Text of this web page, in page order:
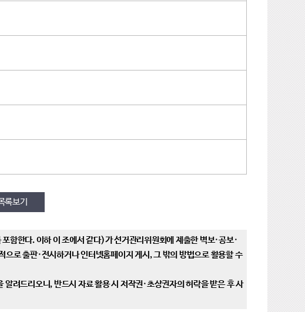
록보기
함한다. 이하 이 조에서 같다)가 선거관리위원회에 제출한 벽보·공보·
로 출판·전시하거나 인터넷홈페이지 게시, 그 밖의 방법으로 활용할 수
려드리오니, 반드시 자료 활용 시 저작권·초상권자의 허락을 받은 후 사